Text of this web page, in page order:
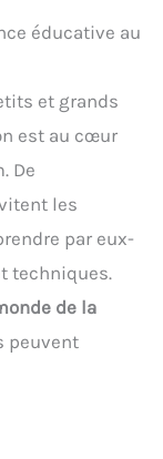
éducative au
et grands
est au cœur
De
les
par eux-
techniques.
de la
peuvent